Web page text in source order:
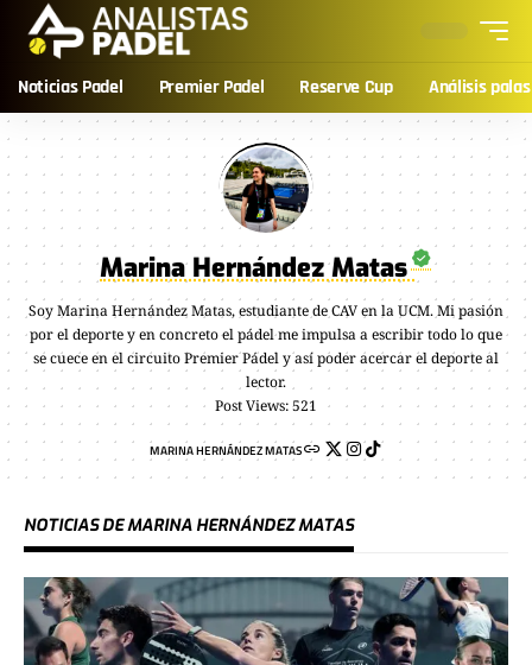
Noticias Padel Premier Padel Reserve Cup Análisis palas
Marina Hernández Matas
Soy Marina Hernández Matas, estudiante de CAV en la UCM. Mi pasión
por el deporte y en concreto el pádel me impulsa a escribir todo lo que
se cuece en el circuito Premier Pádel y así poder acercar el deporte al
lector.
Post Views: 521
MARINA HERNÁNDEZ MATAS
NOTICIAS DE MARINA HERNÁNDEZ MATAS